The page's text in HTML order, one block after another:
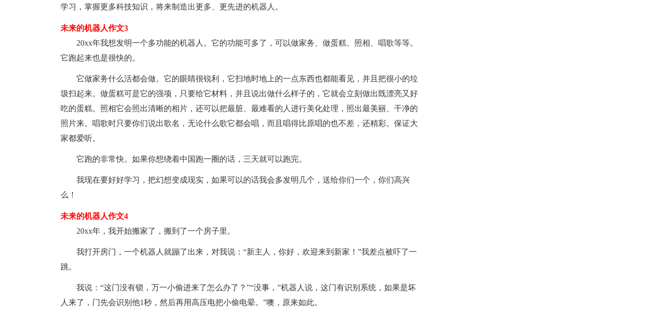
学习，掌握更多科技知识，将来制造出更多、更先进的机器人。
未来的机器人作文3
20xx年我想发明一个多功能的机器人。它的功能可多了，可以做家务、做蛋糕、照相、唱歌等等。
它跑起来也是很快的。
它做家务什么活都会做。它的眼睛很锐利，它扫地时地上的一点东西也都能看见，并且把很小的垃
圾扫起来。做蛋糕可是它的强项，只要给它材料，并且说出做什么样子的，它就会立刻做出既漂亮又好
吃的蛋糕。照相它会照出清晰的相片，还可以把最脏、最难看的人进行美化处理，照出最美丽、干净的
照片来。唱歌时只要你们说出歌名，无论什么歌它都会唱，而且唱得比原唱的也不差，还精彩。保证大
家都爱听。
它跑的非常快。如果你想绕着中国跑一圈的话，三天就可以跑完。
我现在要好好学习，把幻想变成现实，如果可以的话我会多发明几个，送给你们一个，你们高兴
么！
未来的机器人作文4
20xx年，我开始搬家了，搬到了一个房子里。
我打开房门，一个机器人就蹦了出来，对我说：“新主人，你好，欢迎来到新家！”我差点被吓了一
跳。
我说：“这门没有锁，万一小偷进来了怎么办了？”“没事，”机器人说，这门有识别系统，如果是坏
人来了，门先会识别他1秒，然后再用高压电把小偷电晕。”噢，原来如此。